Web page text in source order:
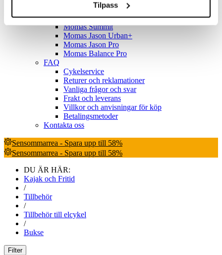
Tilpass
Momas Ultimate
Momas Eywa+
Momas Summit
Momas Jason Urban+
Momas Jason Pro
Momas Balance Pro
FAQ
Cykelservice
Returer och reklamationer
Vanliga frågor och svar
Frakt och leverans
Villkor och anvisningar för köp
Betalingsmetoder
Kontakta oss
Sensommarrea - Spara upp till 58%
Sensommarrea - Spara upp till 58%
DU ÄR HÄR:
Kajak och Fritid
/
Tillbehör
/
Tillbehör till elcykel
/
Bukse
Filter